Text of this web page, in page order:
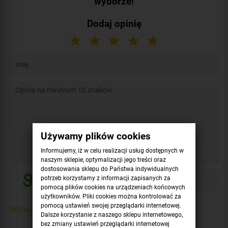
Dodaj opinię
DODAJ OPINIĘ >
Używamy plików cookies
Informujemy, iż w celu realizacji usług dostępnych w
naszym sklepie, optymalizacji jego treści oraz
dostosowania sklepu do Państwa indywidualnych
potrzeb korzystamy z informacji zapisanych za
pomocą plików cookies na urządzeniach końcowych
użytkowników. Pliki cookies można kontrolować za
pomocą ustawień swojej przeglądarki internetowej.
Dalsze korzystanie z naszego sklepu internetowego,
bez zmiany ustawień przeglądarki internetowej